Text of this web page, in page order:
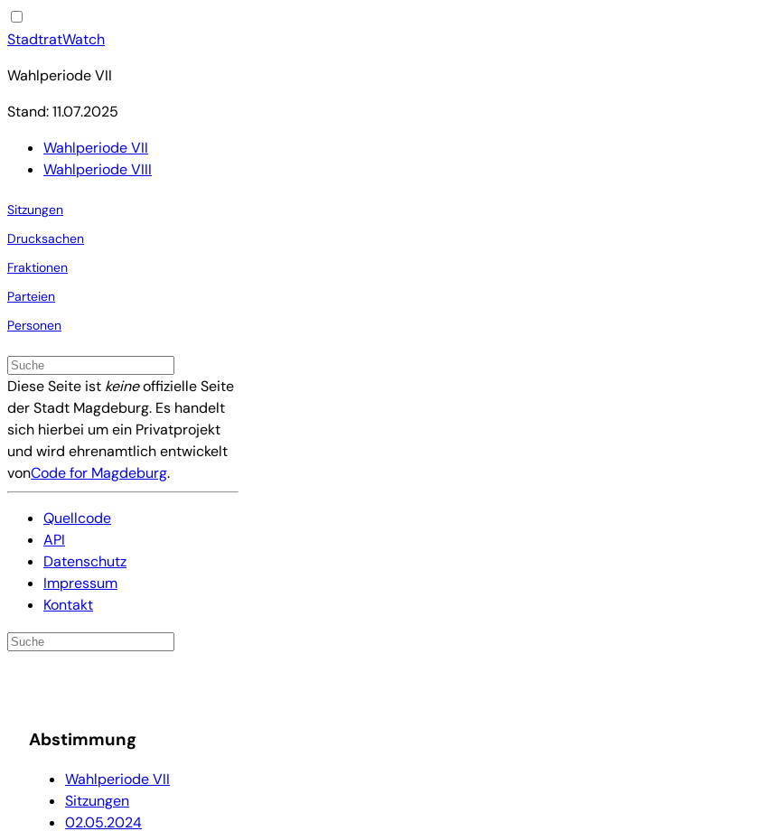
StadtratWatch
Wahlperiode VII
Stand: 11.07.2025
Wahlperiode VII
Wahlperiode VIII
Sitzungen
Drucksachen
Fraktionen
Parteien
Personen
Diese Seite ist keineoffizielle Seite
der Stadt Magdeburg. Es handelt
sich hierbei um ein Privatprojekt
und wird ehrenamtlich entwickelt
vonCode for Magdeburg.
Quellcode
API
Datenschutz
Impressum
Kontakt
Abstimmung
Wahlperiode VII
Sitzungen
02.05.2024